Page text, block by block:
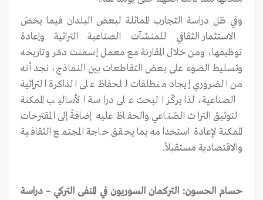
وفي ظل دراسة التجارب المماثلة لبعض البلدان فيما يخصّ
الاستثمار الثقافي للمنشآت الصناعية التراثية وإعادة
توظيفها، ومن خلال المقارنة مع معمل إسمنت دمّر وتاريخه
وتسليط الضوء على بعض التقاطعات بين النماذج، نجد أنه
من الضروري إيجاد منطلقات للحفاظ على الذاكرة التراثية
الصناعية، لذا يركّز البحث على دراسة الأساليب الممكنة
لتوثيق التراث الصّناعي والحفاظ عليه إضافةً إلى المقترحات
الممكنة لإعادة استخدامه بما يحقق حاجة المجتمع الثقافية
والاقتصادية مستقبلاً.
حسام الحسون: التركمان السوريون في المنفى التركي – دراسة